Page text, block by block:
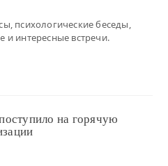
психологические беседы,
и интересные встречи.
на горячую